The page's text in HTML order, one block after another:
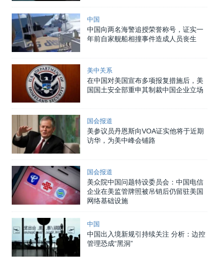
中国
中国向两名海警追授荣誉称号，证实一
年前自家舰船相撞事件造成人员丧生
美中关系
在中国对美国宣布多项报复措施后，美
国国土安全部重申其制裁中国企业立场
国会报道
美参议员丹恩斯向VOA证实他将于近期
访华，为美中峰会铺路
国会报道
美众院中国问题特设委员会：中国电信
企业在美监管牌照被吊销后仍留驻美国
网络基础设施
中国
中国出入境新规引持续关注 分析：边控
管理恐成“黑洞”